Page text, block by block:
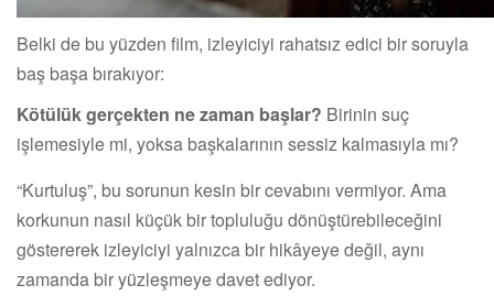
Belki de bu yüzden film, izleyiciyi rahatsız edici bir soruyla
baş başa bırakıyor:
Kötülük gerçekten ne zaman başlar? Birinin suç
işlemesiyle mi, yoksa başkalarının sessiz kalmasıyla mı?
“Kurtuluş”, bu sorunun kesin bir cevabını vermiyor. Ama
korkunun nasıl küçük bir topluluğu dönüştürebileceğini
göstererek izleyiciyi yalnızca bir hikâyeye değil, aynı
zamanda bir yüzleşmeye davet ediyor.